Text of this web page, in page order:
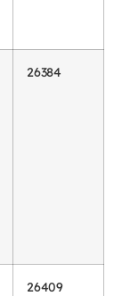
26384
26409